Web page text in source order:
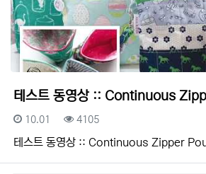
테스트 동영상 :: Continuous
등록일
10.01 조회
4105
테스트 동영상 :: Continuous Zipper